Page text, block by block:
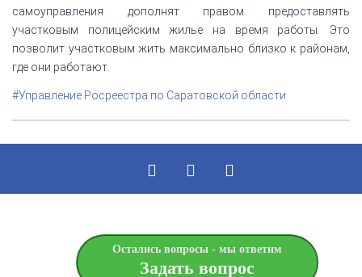
самоуправления дополнят правом предоставлять
участковым полицейским жилье на время работы. Это
позволит участковым жить максимально близко к районам,
где они работают.
#Управление Росреестра по Саратовской области
Остались вопросы - мы ответим
Задать вопрос